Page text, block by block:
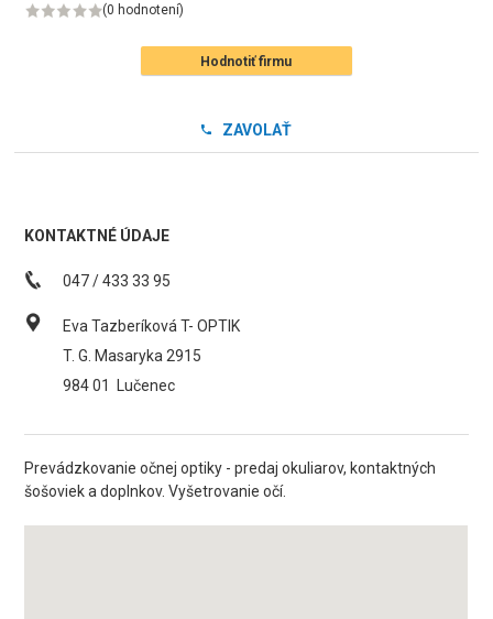
(0 hodnotení)
Hodnotiť firmu
ZAVOLAŤ
KONTAKTNÉ ÚDAJE
047 / 433 33 95
Eva Tazberíková T- OPTIK
T. G. Masaryka 2915
984 01
Lučenec
Prevádzkovanie očnej optiky - predaj okuliarov, kontaktných
šošoviek a doplnkov. Vyšetrovanie očí.